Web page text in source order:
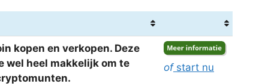
kopen en verkopen. Deze
wel heel makkelijk om te
ofstart nu